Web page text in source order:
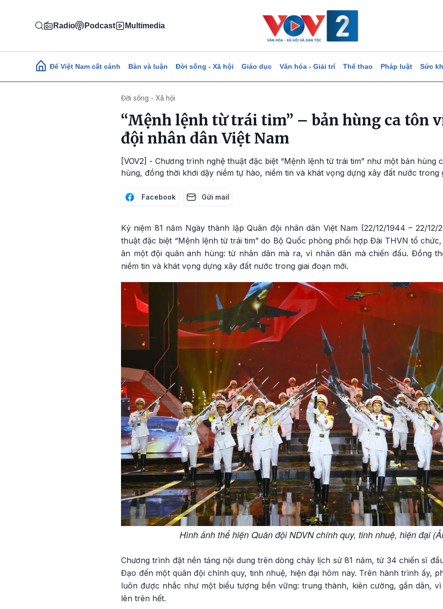
Radio Podcast Multimedia
Main navigation
Để Việt Nam cất cánh Bàn và luận Đời sống - Xã hội Giáo dục Văn hóa - Giải trí Thể thao Pháp luật Sức
Đời sống - Xã hội
“Mệnh lệnh từ trái tim” – bản hùng ca tôn
đội nhân dân Việt Nam
[VOV2] - Chương trình nghệ thuật đặc biệt “Mệnh lệnh từ trái tim” như một bản hùng
hùng, đồng thời khơi dậy niềm tự hào, niềm tin và khát vọng dựng xây đất nước trong
Facebook Gửi mail
Kỷ niệm 81 năm Ngày thành lập Quân đội nhân dân Việt Nam (22/12/1944 – 22/12/
thuật đặc biệt “Mệnh lệnh từ trái tim” do Bộ Quốc phòng phối hợp Đài THVN tổ
ân một đội quân anh hùng: từ nhân dân mà ra, vì nhân dân mà chiến đấu. Đồng
niềm tin và khát vọng dựng xây đất nước trong giai đoạn mới.
Hình ảnh thể hiện Quân đội NDVN chính quy, tinh nhuệ, hiện đại
Chương trình đặt nền tảng nội dung trên dòng chảy lịch sử 81 năm, từ 34 chiến sĩ
Đạo đến một quân đội chính quy, tinh nhuệ, hiện đại hôm nay. Trên hành trình ấy,
luôn được nhắc như một biểu tượng bền vững: trung thành, kiên cường, gần dân,
lên trên hết.